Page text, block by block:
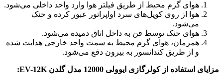
هوای گرم محیط از طریق فیلتر هوا وارد واحد داخلی می‌شود.
هوا از روی کویل‌های سرد اواپراتور عبور کرده و خنک
می‌شود.
هوای خنک توسط فن به داخل اتاق دمیده می‌شود.
همزمان، هوای گرم محیط به سمت واحد خارجی هدایت شده
و از طریق کندانسور به بیرون دفع می‌شود.
مزایای استفاده از کولرگازی ایوولی 12000 مدل گلدن EV-12K: